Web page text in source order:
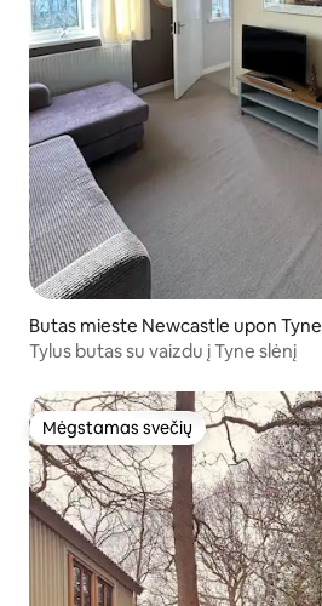
Butas mieste Newcastle upon Tyne
Tylus butas su vaizdu į Tyne slėnį
Mėgstamas svečių
Mėgstamas svečių